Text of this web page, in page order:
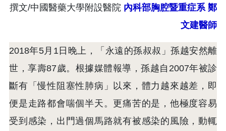
撰文/中國醫藥大學附設醫院 內科部胸腔暨重症系 鄭
文建醫師
2018年5月1日晚上，「永遠的孫叔叔」孫越安然離
世，享壽87歲。根據媒體報導，孫越自2007年被診
斷有「慢性阻塞性肺病」以來，體力越來越差，即
便是走路都會喘個半天。更痛苦的是，他極度容易
受到感染，出門過個馬路就有被感染的風險，動輒